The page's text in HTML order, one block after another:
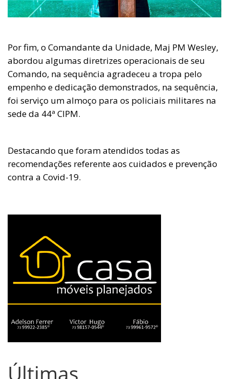
Por fim, o Comandante da Unidade, Maj PM Wesley,
abordou algumas diretrizes operacionais de seu
Comando, na sequência agradeceu a tropa pelo
empenho e dedicação demonstrados, na sequência,
foi serviço um almoço para os policiais militares na
sede da 44ª CIPM.
Destacando que foram atendidos todas as
recomendações referente aos cuidados e prevenção
contra a Covid-19.
Últimas